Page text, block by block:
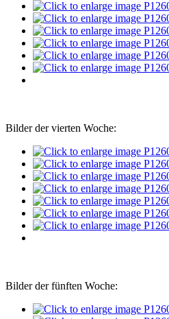
Bilder der vierten Woche:
Bilder der fünften Woche: